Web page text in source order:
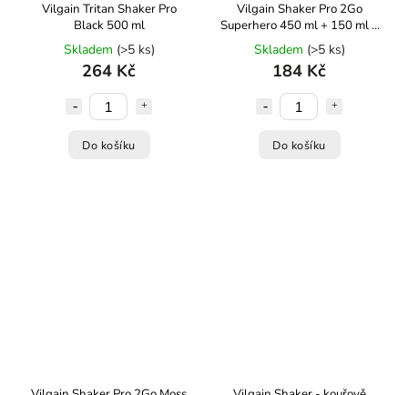
Vilgain Tritan Shaker Pro
Black 500 ml
Skladem (>5 ks)
264 Kč
Do košíku
Vilgain Shaker Pro 2Go
Superhero 450 ml + 150 ml +
100 ml
Skladem (>5 ks)
184 Kč
Do košíku